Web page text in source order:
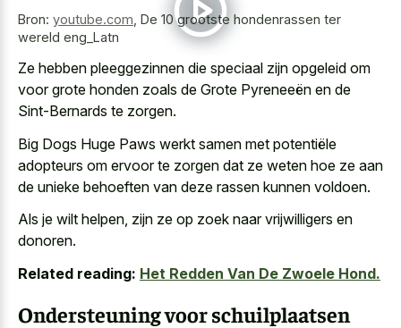
Bron: youtube.com De 10 grootste hondenrassen ter
wereld eng_Latn
Ze hebben pleeggezinnen die speciaal zijn opgeleid om
voor grote honden zoals de Grote Pyreneeën en de
Sint-Bernards te zorgen.
Big Dogs Huge Paws werkt samen met potentiële
adopteurs om ervoor te zorgen dat ze weten hoe ze aan
de unieke behoeften van deze rassen kunnen voldoen.
Als je wilt helpen, zijn ze op zoek naar vrijwilligers en
donoren.
Related reading: Het Redden Van De Zwoele Hond.
Ondersteuning voor schuilplaatsen